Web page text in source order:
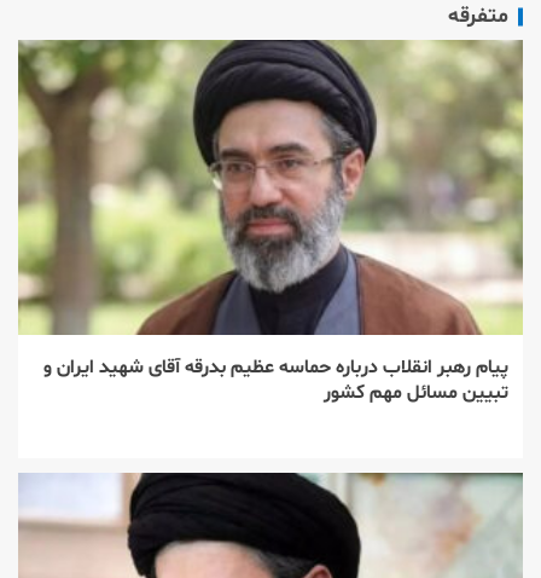
متفرقه
پیام رهبر انقلاب درباره حماسه عظیم بدرقه آقای شهید ایران و
تبیین مسائل مهم کشور